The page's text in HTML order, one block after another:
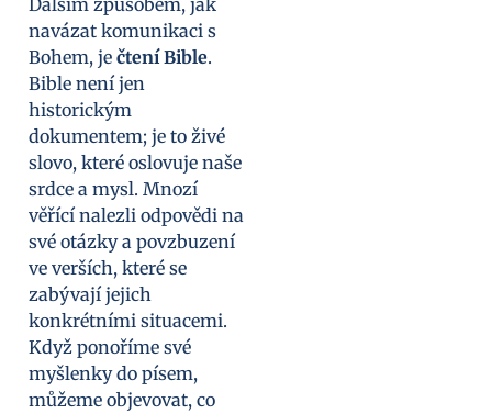
Dalším způsobem, jak
navázat komunikaci s
Bohem, je čtení Bible.
Bible není jen
historickým
dokumentem; je to živé
slovo, které oslovuje naše
srdce a mysl. Mnozí
věřící nalezli odpovědi na
své otázky a povzbuzení
ve verších, které se
zabývají jejich
konkrétními situacemi.
Když ponoříme své
myšlenky do písem,
můžeme objevovat, co